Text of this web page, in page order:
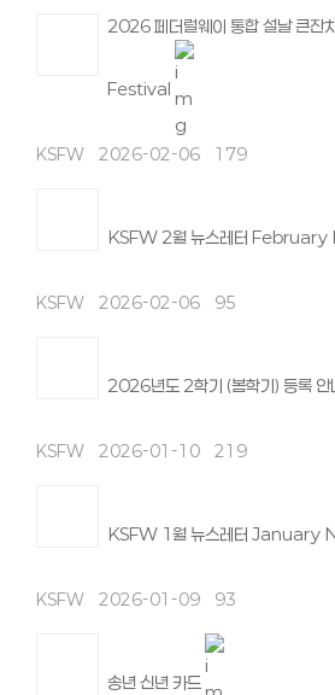
2026 페더럴웨이 통합 설날 큰
Festival
KSFW 2026-02-06 179
KSFW 2월 뉴스레터
KSFW 2026-02-06 95
2026년도 2학기 (봄학기) 등록 안
KSFW 2026-01-10 219
KSFW 1월 뉴스레터
KSFW 2026-01-09 93
송년 신년 카드